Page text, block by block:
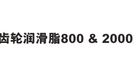
轮润滑脂800 &